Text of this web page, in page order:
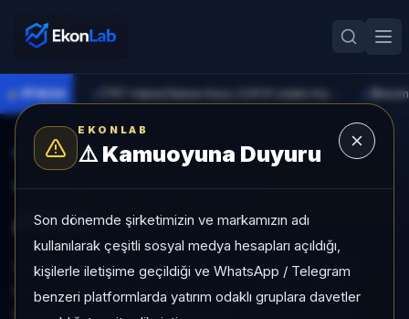
EKONLAB
⚠️Kamuoyuna Duyuru
Son dönemde şirketimizin ve markamızın adı
kullanılarak çeşitli sosyal medya hesapları açıldığı,
kişilerle iletişime geçildiği ve WhatsApp / Telegram
benzeri platformlarda yatırım odaklı gruplara davetler
● PİYASA
AI Kripto Radar/AUSD
SUNUCU TARAFI KRIPTO GIRIŞI
AUSD
AUSD, Stablecoin grubunda, son 1 ayda +%43,71,
son 3 ayda %-97,91, düşük risk profiliyle, NÖTR
sinyaliyle kripto analizi EkonLab detay sayfasında